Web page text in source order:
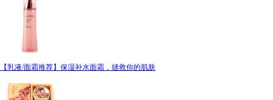
【乳液/面霜推荐】保湿补水面霜，拯救你的肌肤